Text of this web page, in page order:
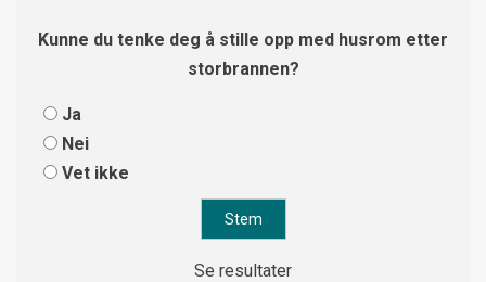
Kunne du tenke deg å stille opp med husrom etter
storbrannen?
Ja
Nei
Vet ikke
Se resultater